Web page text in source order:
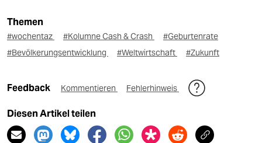
Themen
#wochentaz #Kolumne Cash & Crash
#Geburtenrate
#Bevölkerungsentwicklung
#Weltwirtschaft #Zukunft
Feedback Kommentieren Fehlerhinweis
Diesen Artikel teilen